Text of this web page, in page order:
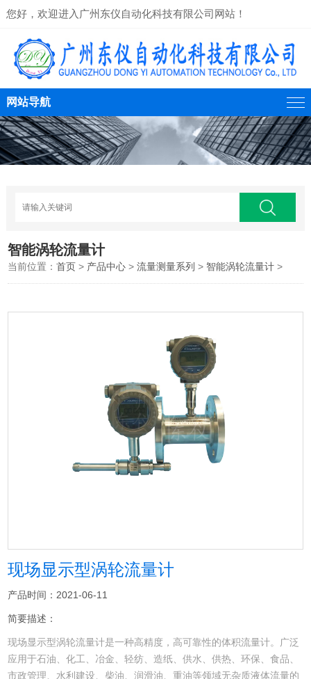
您好，欢迎进入广州东仪自动化科技有限公司网站！
网站导航
智能涡轮流量计
当前位置：首页 > 产品中心 >流量测量系列 > 智能涡轮流量计 >
现场显示型涡轮流量计
产品时间：2021-06-11
简要描述：
现场显示型涡轮流量计是一种高精度，高可靠性的体积流量计。广泛
应用于石油、化工、冶金、轻纺、造纸、供水、供热、环保、食品、
市政管理、水利建设、柴油、润滑油、重油等领域无杂质液体流量的